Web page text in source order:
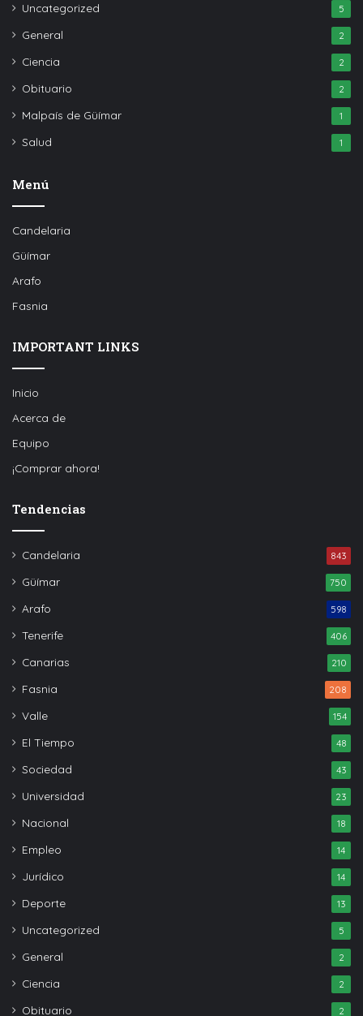
Uncategorized 5
General 2
Ciencia 2
Obituario 2
Malpaís de Güímar 1
Salud 1
Menú
Candelaria
Güímar
Arafo
Fasnia
IMPORTANT LINKS
Inicio
Acerca de
Equipo
¡Comprar ahora!
Tendencias
Candelaria 843
Güímar 750
Arafo 598
Tenerife 406
Canarias 210
Fasnia 208
Valle 154
El Tiempo 48
Sociedad 43
Universidad 23
Nacional 18
Empleo 14
Jurídico 14
Deporte 13
Uncategorized 5
General 2
Ciencia 2
Obituario 2